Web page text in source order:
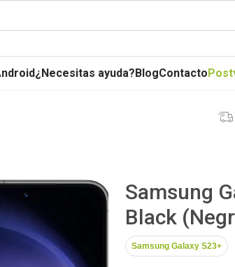
¿Necesitas ayuda?BlogContacto
Samsung
Black
Samsung Galaxy S23+